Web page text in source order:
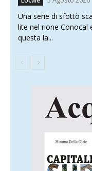
Una serie di sfottò
lite nel rione Conocal
questa la...